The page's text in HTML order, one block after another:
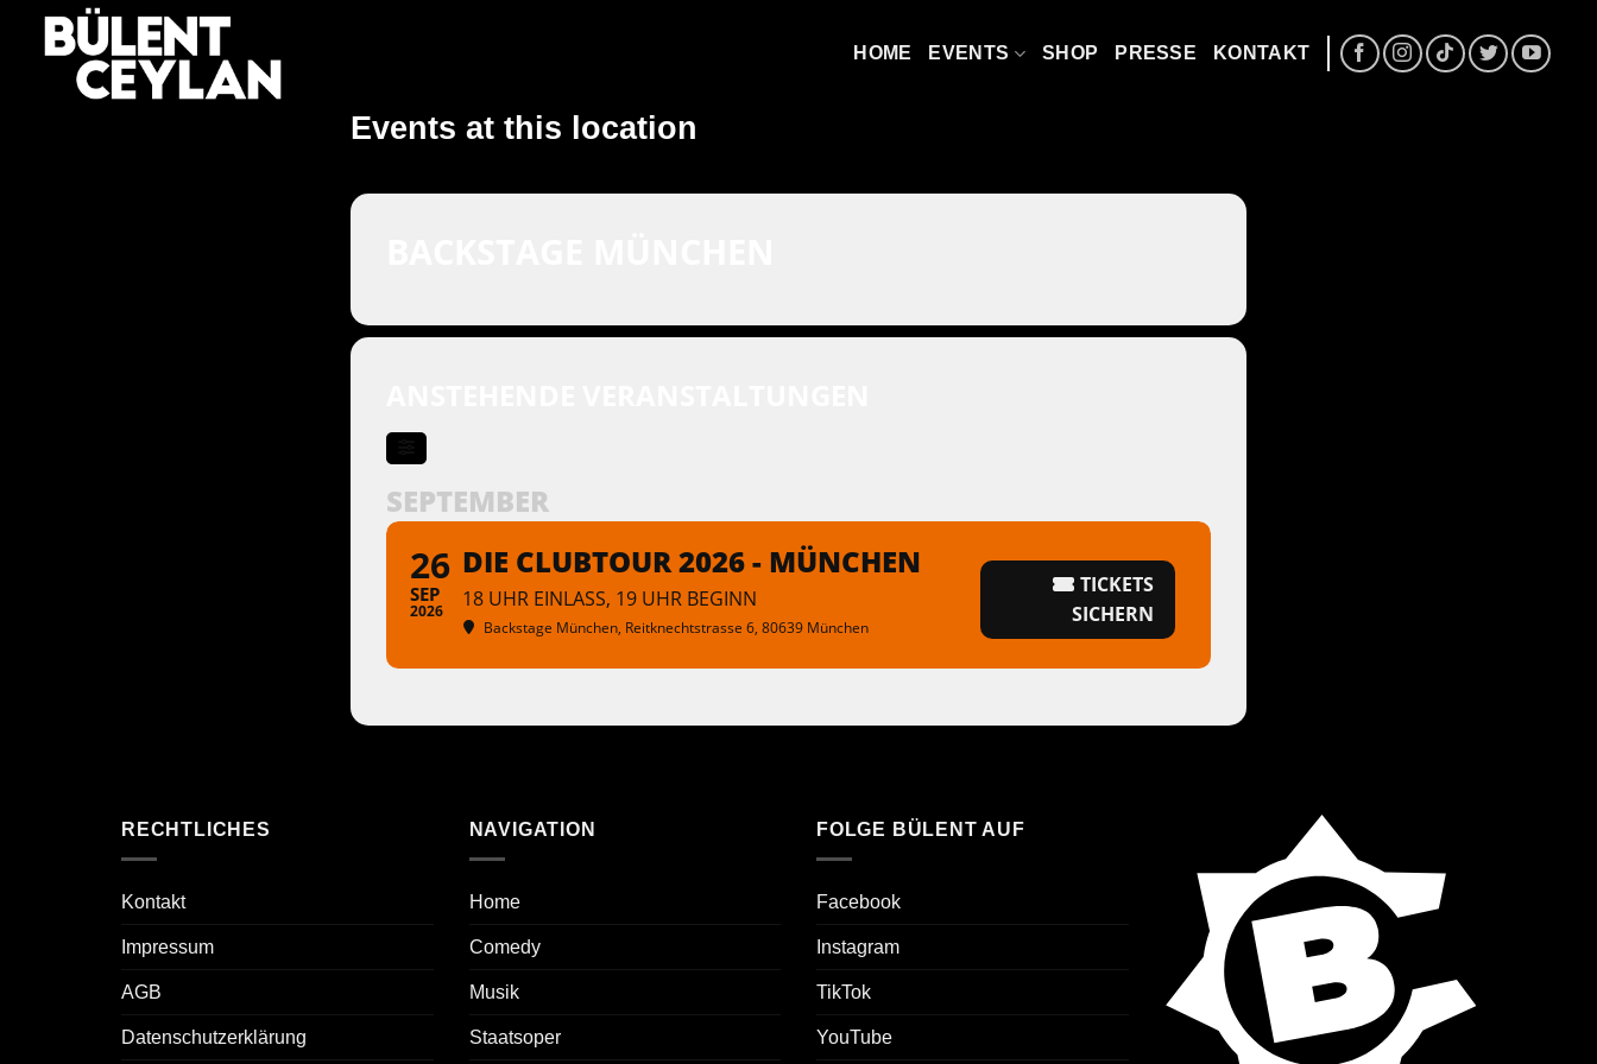
Zum
Inhalt
springen
HOME EVENTS SHOP PRESSE KONTAKT
Events at this location
SEPTEMBER
26
SEP
2026
DIE CLUBTOUR 2026 - MÜNCHEN
18 UHR EINLASS, 19 UHR BEGINN
Backstage München, Reitknechtstrasse 6, 80639 München
TICKETS
SICHERN
RECHTLICHES
Kontakt
Impressum
AGB
Datenschutzerklärung
NAVIGATION
Home
Comedy
Musik
Staatsoper
FOLGE BÜLENT AUF
Facebook
Instagram
TikTok
YouTube